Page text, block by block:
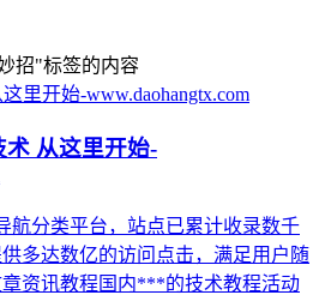
招"标签的内容
从这里开始-
航分类平台，站点已累计收录数千
多达数亿的访问点击，满足用户随
资讯教程国内***的技术教程活动